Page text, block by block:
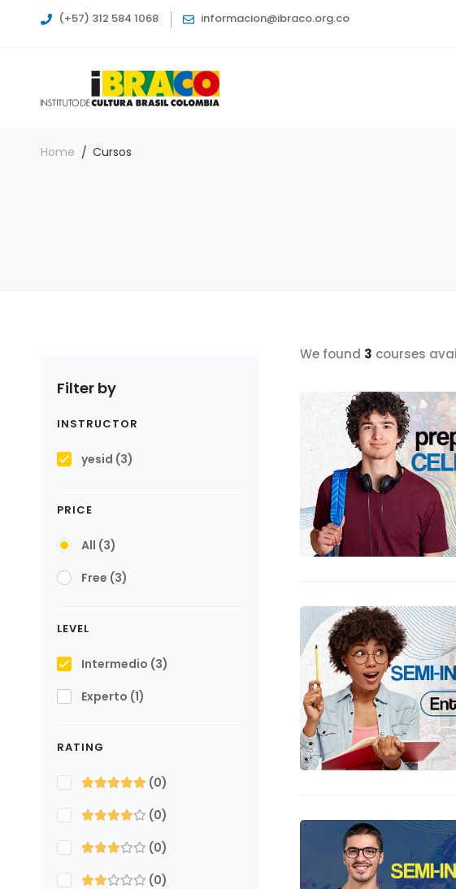
(+57) 312 584 1068 informacion@ibraco.org.co
Home Cursos
Filter by
INSTRUCTOR
yesid (3)
PRICE
All (3)
Free (3)
LEVEL
Intermedio (3)
Experto (1)
RATING
(0)
(0)
(0)
(0)
We found 3 courses